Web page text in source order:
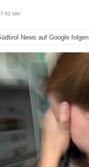
Uhr
News auf Google folgen